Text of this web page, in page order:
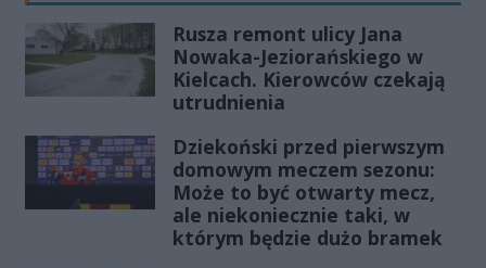
Rusza remont ulicy Jana
Nowaka-Jeziorańskiego w
Kielcach. Kierowców czekają
utrudnienia
Dziekoński przed pierwszym
domowym meczem sezonu:
Może to być otwarty mecz,
ale niekoniecznie taki, w
którym będzie dużo bramek